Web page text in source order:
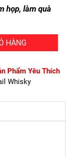
họp, làm quà
HÀNG
Phẩm Yêu Thích
Whisky